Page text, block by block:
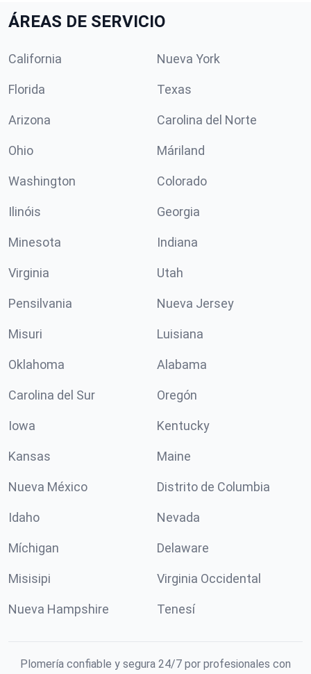
ÁREAS DE SERVICIO
California Nueva York
Florida Texas
Arizona Carolina del Norte
Ohio Máriland
Washington Colorado
Ilinóis Georgia
Minesota Indiana
Virginia Utah
Pensilvania Nueva Jersey
Misuri Luisiana
Oklahoma Alabama
Carolina del Sur Oregón
Iowa Kentucky
Kansas Maine
Nueva México Distrito de Columbia
Idaho Nevada
Míchigan Delaware
Misisipi Virginia Occidental
Nueva Hampshire Tenesí
Plomería confiable y segura 24/7 por profesionales con